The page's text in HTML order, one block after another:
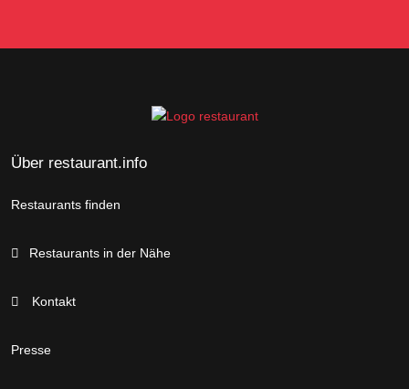
Über restaurant.info
Restaurants finden
Restaurants in der Nähe
Kontakt
Presse